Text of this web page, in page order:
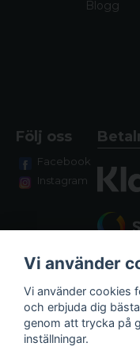
Blogg
Följ oss
Facebook
Instagram
Fraktalternativ
Vi använder
Vi använder cookies
och erbjuda dig
genom att trycka på
inställningar.